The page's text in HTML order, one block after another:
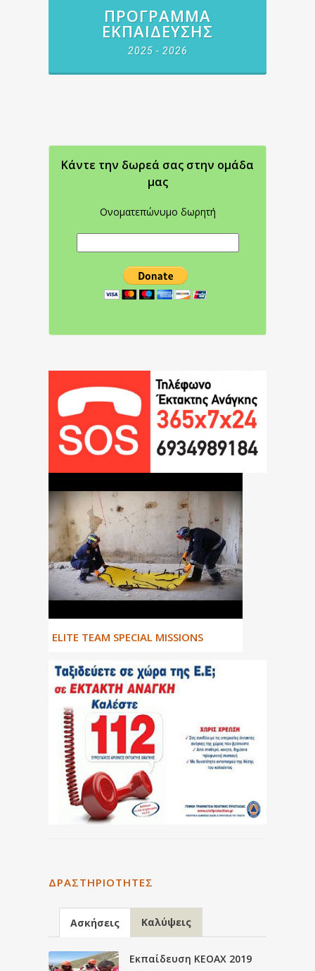
ΠΡΌΓΡΑΜΜΑ
ΕΚΠΑΊΔΕΥΣΗΣ
2025 - 2026
Κάντε την δωρεά σας στην oμάδα
μας
Ονοματεπώνυμο δωρητή
ΕLITE TEAM SPECIAL MISSIONS
ΔΡΑΣΤΗΡΙΌΤΗΤΕΣ
Ασκήσεις Καλύψεις
Εκπαίδευση ΚΕΟΑΧ 2019